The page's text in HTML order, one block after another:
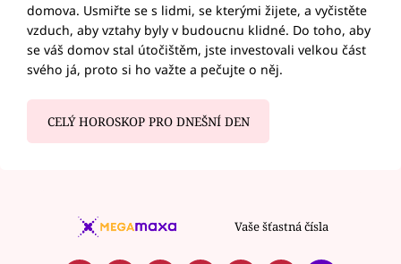
domova. Usmiřte se s lidmi, se kterými žijete, a vyčistěte
vzduch, aby vztahy byly v budoucnu klidné. Do toho, aby
se váš domov stal útočištěm, jste investovali velkou část
svého já, proto si ho važte a pečujte o něj.
CELÝ HOROSKOP PRO DNEŠNÍ DEN
Vaše šťastná čísla